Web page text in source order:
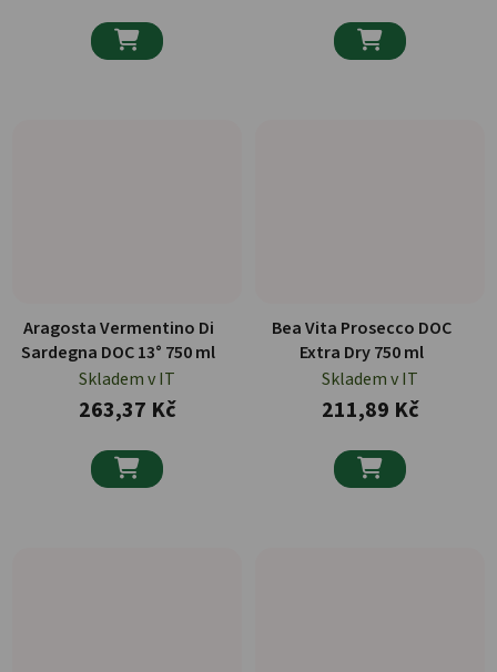
 
Aragosta Vermentino Di
Sardegna DOC 13° 750 ml
Skladem v IT
263,37 Kč

Bea Vita Prosecco DOC
Extra Dry 750 ml
Skladem v IT
211,89 Kč
